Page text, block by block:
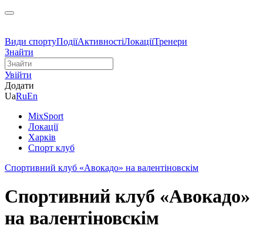
Види спортуПодіїАктивностіЛокаціїТренери
Знайти
Увійти
Додати
UaRuEn
MixSport
Локації
Харків
Спорт клуб
Спортивний клуб «Авокадо» на валентіновскім
Спортивний клуб «Авокадо»
на валентіновскім